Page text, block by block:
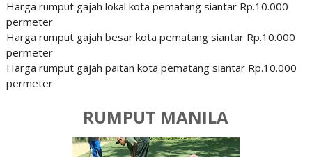
Harga rumput gajah lokal kota pematang siantar Rp.10.000
permeter
Harga rumput gajah besar kota pematang siantar Rp.10.000
permeter
Harga rumput gajah paitan kota pematang siantar Rp.10.000
permeter
RUMPUT MANILA